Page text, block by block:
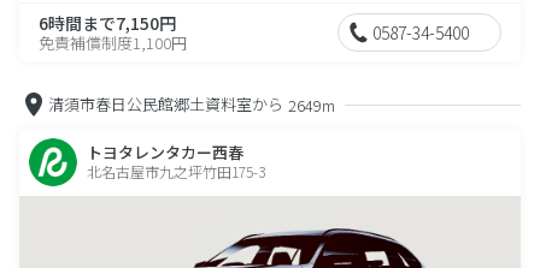
6時間まで7,150円
免責補償制度1,100円 0587-34-5400
清須市春日公民館郷土資料室から 2649m
トヨタレンタカー西春
北名古屋市九之坪竹田175-3